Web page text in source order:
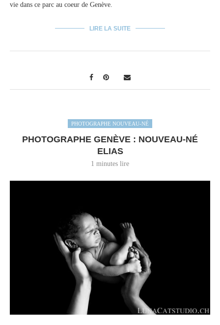
vie dans ce parc au coeur de Genève.
LIRE LA SUITE
PHOTOGRAPHE NOUVEAU-NÉ
PHOTOGRAPHE GENÈVE : NOUVEAU-NÉ
ELIAS
1 minutes lire